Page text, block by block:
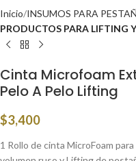
Inicio INSUMOS PARA
PRODUCTOS PARA LIFTING
Cinta Microfoam
Pelo A Pelo Lifting
$3,400
1 Rollo de cinta MicroFoam